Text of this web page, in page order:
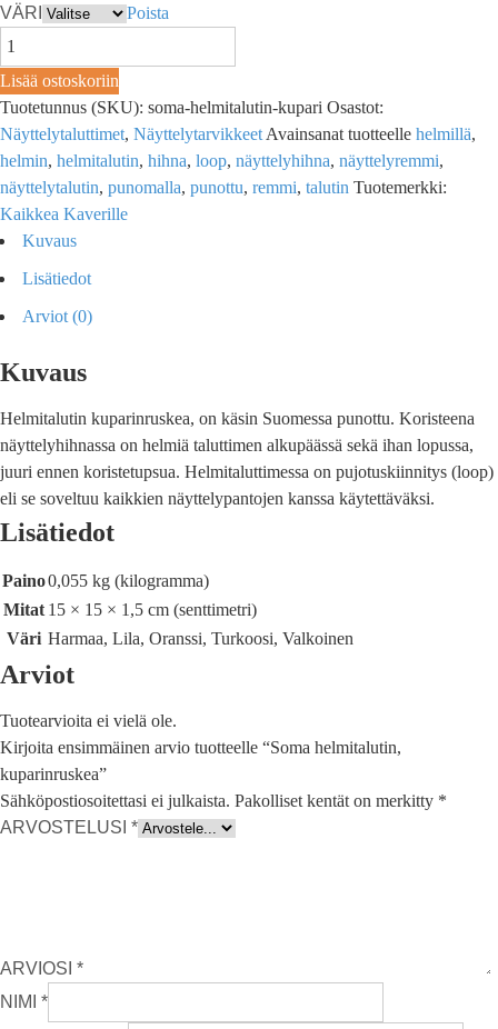
VÄRI
Poista
Lisää ostoskoriin
Tuotetunnus (SKU): soma-helmitalutin-kupari Osastot:
Näyttelytaluttimet, Näyttelytarvikkeet Avainsanat tuotteelle helmillä,
helmin, helmitalutin, hihna, loop, näyttelyhihna, näyttelyremmi,
näyttelytalutin, punomalla, punottu, remmi, talutin Tuotemerkki:
Kaikkea Kaverille
Kuvaus
Lisätiedot
Arviot (0)
Kuvaus
Helmitalutin kuparinruskea, on käsin Suomessa punottu. Koristeena
näyttelyhihnassa on helmiä taluttimen alkupäässä sekä ihan lopussa,
juuri ennen koristetupsua. Helmitaluttimessa on pujotuskiinnitys (loop)
eli se soveltuu kaikkien näyttelypantojen kanssa käytettäväksi.
Lisätiedot
Paino0,055 kg (kilogramma)
Mitat 15 × 15 × 1,5 cm (senttimetri)
Väri Harmaa, Lila, Oranssi, Turkoosi, Valkoinen
Arviot
Tuotearvioita ei vielä ole.
Kirjoita ensimmäinen arvio tuotteelle “Soma helmitalutin,
kuparinruskea”
Sähköpostiosoitettasi ei julkaista. Pakolliset kentät on merkitty *
ARVOSTELUSI *
ARVIOSI *
NIMI *